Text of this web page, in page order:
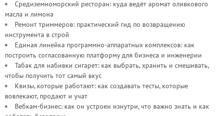
Средиземноморский ресторан: куда ведёт аромат оливкового
масла и лимона
Ремонт триммеров: практический гид по возвращению
инструмента в строй
Единая линейка программно-аппаратных комплексов: как
построить согласованную платформу для бизнеса и инженерии
Табак для набивки сигарет: как выбрать, хранить и смешивать,
чтобы получить тот самый вкус
Квизы, которые работают: как создавать тесты, которые
вовлекают, продают и учат
Вебкам-бизнес: как он устроен изнутри, что важно знать и как